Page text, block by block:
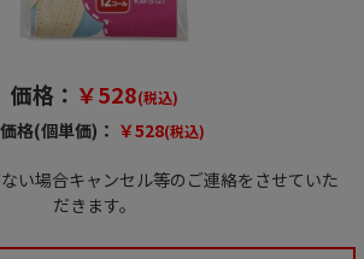
価格： ￥528(税込)
格(個単価)： ￥528(税込)
い場合キャンセル等のご連絡をさせていた
だきます。